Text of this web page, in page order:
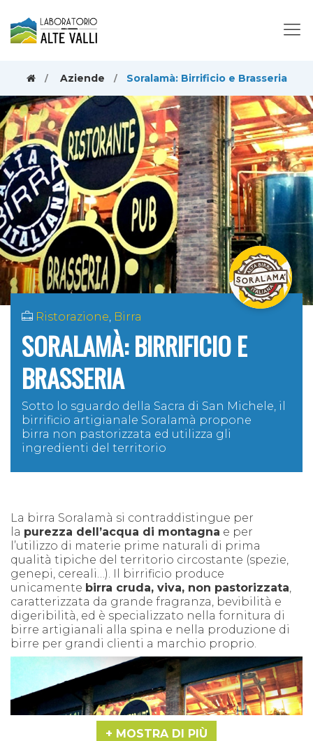
Aziende Soralamà: Birrificio e Brasseria
Ristorazione Birra
SORALAMÀ: BIRRIFICIO E
BRASSERIA
Sotto lo sguardo della Sacra di San Michele, il
birrificio artigianale Soralamà propone
birra non pastorizzata ed utilizza gli
ingredienti del territorio
La birra Soralamà si contraddistingue per
la purezza dell’acqua di montagna e per
l’utilizzo di materie prime naturali di prima
qualità tipiche del territorio circostante (spezie,
genepi, cereali…). Il birrificio produce
unicamente birra cruda, viva, non pastorizzata
caratterizzata da grande fragranza, bevibilità e
digeribilità, ed è specializzato nella fornitura di
birre artigianali alla spina e nella produzione di
birre per grandi clienti a marchio proprio.
MOSTRA DI PIÙ